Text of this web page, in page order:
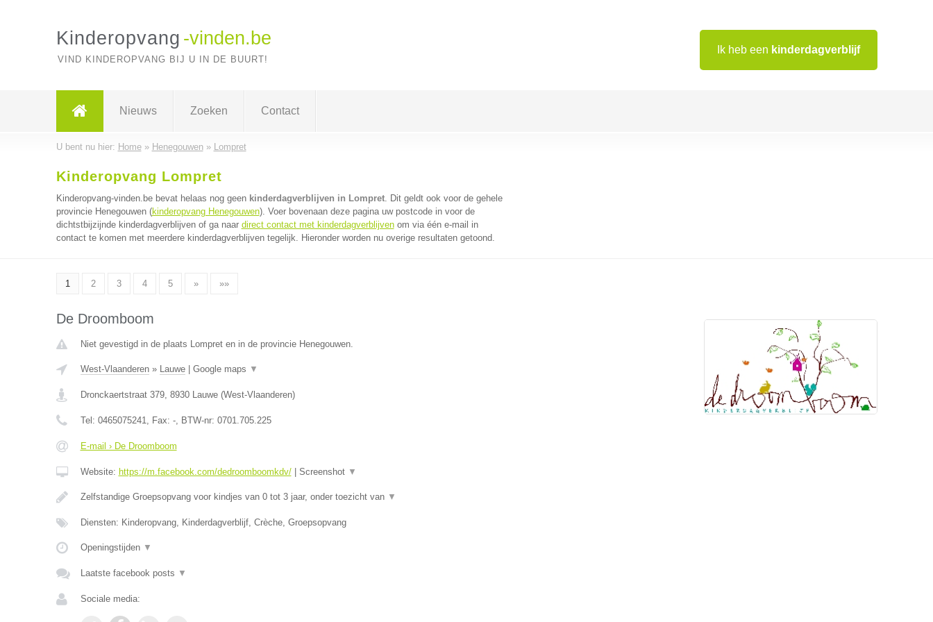
Ik heb een kinderdagverblijf
Kinderopvang -vinden.be
VIND KINDEROPVANG BIJ U IN DE BUURT!
Nieuws Zoeken Contact
U bent nu hier: Home» Henegouwen» Lompret
Kinderopvang Lompret
Kinderopvang-vinden.be bevat helaas nog geen kinderdagverblijven in Lompret. Dit geldt ook voor de gehele
provincie Henegouwen (kinderopvang Henegouwen). Voer bovenaan deze pagina uw postcode in voor de
dichtstbijzijnde kinderdagverblijven of ga naar direct contact met kinderdagverblijvenom via één e-mail in
contact te komen met meerdere kinderdagverblijven tegelijk. Hieronder worden nu overige resultaten getoond.
1 2 3 4 5 » »»
De Droomboom
Niet gevestigd in de plaats Lompret en in de provincie Henegouwen.
West-Vlaanderen» Lauwe| Google maps ▼
Dronckaertstraat 379, 8930 Lauwe(West-Vlaanderen)
Tel: 0465075241, Fax: -, BTW-nr: 0701.705.225
E-mail › De Droomboom
Website: https://m.facebook.com/dedroomboomkdv/| Screenshot ▼
Zelfstandige Groepsopvang voor kindjes van 0 tot 3 jaar, onder toezicht van ▼
Diensten: Kinderopvang, Kinderdagverblijf, Crèche, Groepsopvang
Openingstijden ▼
Laatste facebook posts ▼
Sociale media: